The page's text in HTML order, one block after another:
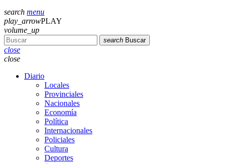
search menu
play_arrowPLAY
volume_up
search Buscar
close
close
Diario
Locales
Provinciales
Nacionales
Economía
Política
Internacionales
Policiales
Cultura
Deportes